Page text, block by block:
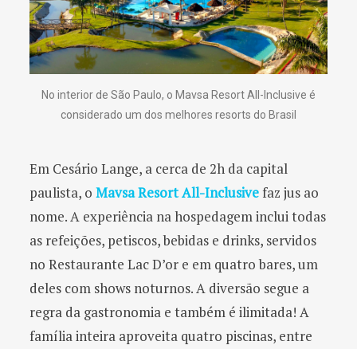
No interior de São Paulo, o Mavsa Resort All-Inclusive é
considerado um dos melhores resorts do Brasil
Em Cesário Lange, a cerca de 2h da capital
paulista, o Mavsa Resort All-Inclusivefaz jus ao
nome. A experiência na hospedagem inclui todas
as refeições, petiscos, bebidas e drinks, servidos
no Restaurante Lac D’or e em quatro bares, um
deles com shows noturnos. A diversão segue a
regra da gastronomia e também é ilimitada! A
família inteira aproveita quatro piscinas, entre